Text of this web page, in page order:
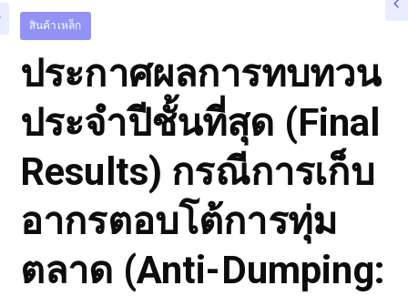
สินค้าเหล็ก
ประกาศผลการทบทวน
ประจำปีชั้นที่สุด (Final
Results) กรณีการเก็บ
อากรตอบโต้การทุ่ม
ตลาด (Anti-Dumping: